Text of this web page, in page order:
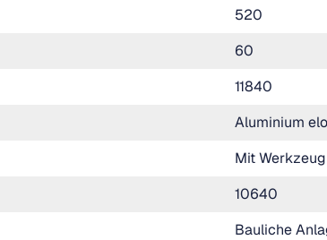
520
60
11840
Aluminium
Mit
10640
Bauliche